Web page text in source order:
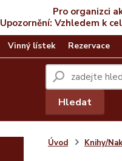
Pro organizci
Upozornění: Vzhledem k
Vinný lístek Rezervace
Hledat
Úvod Knihy/